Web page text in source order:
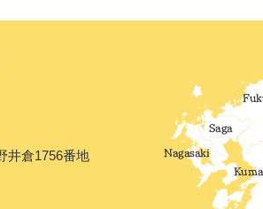
井倉1756番地